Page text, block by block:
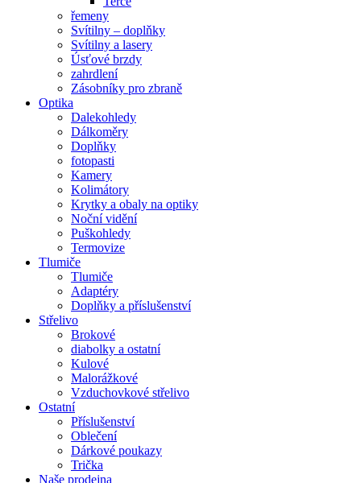
řemeny
Svítilny – doplňky
Svítilny a lasery
Úsťové brzdy
zahrdlení
Zásobníky pro zbraně
Optika
Dalekohledy
Dálkoměry
Doplňky
fotopasti
Kamery
Kolimátory
Krytky a obaly na optiky
Noční vidění
Puškohledy
Termovize
Tlumiče
Tlumiče
Adaptéry
Doplňky a příslušenství
Střelivo
Brokové
diabolky a ostatní
Kulové
Malorážkové
Vzduchovkové střelivo
Ostatní
Příslušenství
Oblečení
Dárkové poukazy
Trička
Naše prodejna